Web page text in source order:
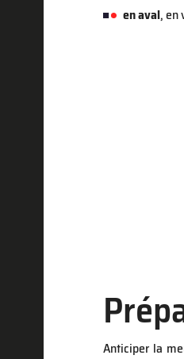
en aval, en
Anticiper la